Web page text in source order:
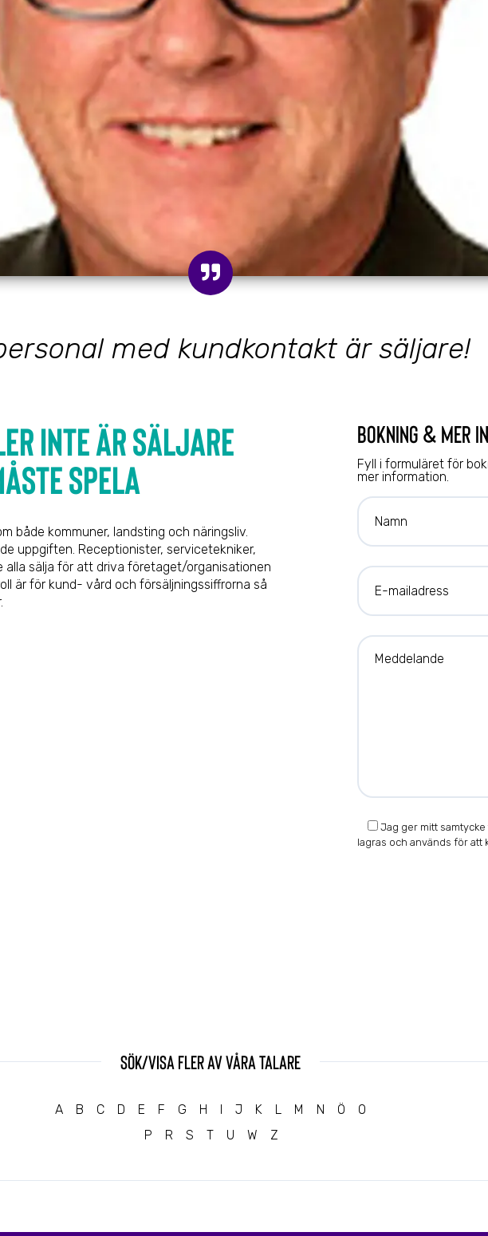
med kundkontakt är säljare!
inte är säljare
spela
både kommuner, landsting och näringsliv.
uppgiften. Receptionister, servicetekniker,
alla sälja för att driva företaget/organisationen
är för kund- vård och försäljningssiffrorna så
bokning & mer
Fyll i formuläret för
mer information.
Namn
E-mailadress
Meddelande
Jag ger mitt
lagras och används för att
Sök/visa fler av våra talare
A B C D E F G H I J K L M N Ö
O
P
R S T U W Z